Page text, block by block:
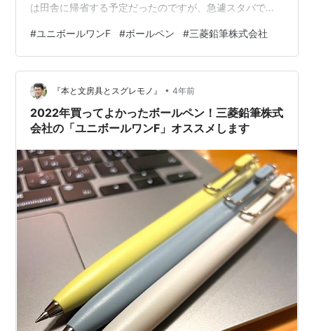
は田舎に帰省する予定だったのですが、急遽スタバでの
バタしましたが、良かったことを3つ紹介しますね。久し
ぶりの #3good です。 ①長女からお年玉をいただきま
したお年玉。こんなに貰って良いのか？というくらい入
っていたので、半分返そうと思ってます。②本好きの次
女とビブリオバトル。彼女はビジネス書を全否定してい
るけどミステリーの好みは合…
#ユニボールワンF #ボールペン #三菱鉛筆株式会社
『本と文房具とスグレモノ』 • 4年前
2022年買ってよかったボールペン！三菱鉛筆株式
会社の「ユニボールワンF」オススメします